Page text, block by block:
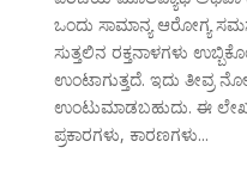
ಒಂದು ಸಾಮಾನ್ಯ ಆರೋಗ್ಯ
ಸುತ್ತಲಿನ ರಕ್ತನಾಳಗಳು
ಉಂಟಾಗುತ್ತದೆ. ಇದು ತೀವ್ರ
ಉಂಟುಮಾಡಬಹುದು. ಈ
ಪ್ರಕಾರಗಳು, ಕಾರಣಗಳು...